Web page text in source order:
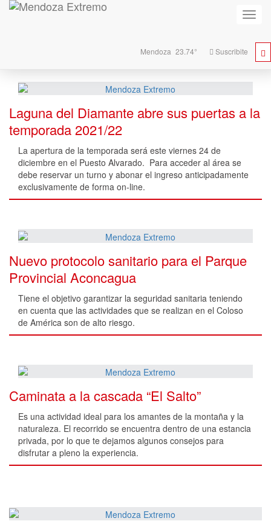
Mendoza 23.74° Suscribite
Laguna del Diamante abre sus puertas a la
temporada 2021/22
La apertura de la temporada será este viernes 24 de
diciembre en el Puesto Alvarado. Para acceder al área se
debe reservar un turno y abonar el ingreso anticipadamente
exclusivamente de forma on-line.
Nuevo protocolo sanitario para el Parque
Provincial Aconcagua
Tiene el objetivo garantizar la seguridad sanitaria teniendo
en cuenta que las actividades que se realizan en el Coloso
de América son de alto riesgo.
Caminata a la cascada “El Salto”
Es una actividad ideal para los amantes de la montaña y la
naturaleza. El recorrido se encuentra dentro de una estancia
privada, por lo que te dejamos algunos consejos para
disfrutar a pleno la experiencia.